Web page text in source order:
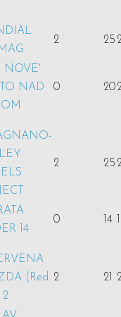
2 25
NOVE'
NAD
0 20
2 25
14
0 14
(Red
2
2 21